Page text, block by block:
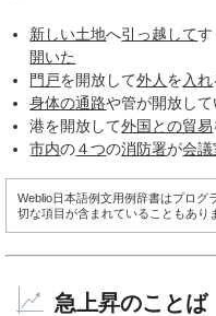
新しい土地へ引っ越してす
開いた
門戸を開放して外人 を 入れ
身体の通路や管が開放し
港を開放して外国との貿易
市内の４つの消防署が会議
Weblio日本語例文用例辞書はプログ
切な項目が含まれていることもあり
急上昇のことば